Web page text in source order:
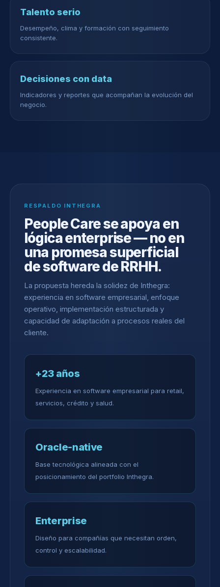
Talento serio
Desempeño, clima y formación con seguimiento
consistente.
Decisiones con data
Indicadores y reportes que acompañan la evolución del
negocio.
RESPALDO INTHEGRA
People Care se apoya en
lógica enterprise — no en
una promesa superficial
de software de RRHH.
La propuesta hereda la solidez de Inthegra:
experiencia en software empresarial, enfoque
operativo, implementación estructurada y
capacidad de adaptación a procesos reales del
cliente.
+23 años
Experiencia en software empresarial para retail,
servicios, crédito y salud.
Oracle-native
Base tecnológica alineada con el
posicionamiento del portfolio Inthegra.
Enterprise
Diseño para compañías que necesitan orden,
control y escalabilidad.